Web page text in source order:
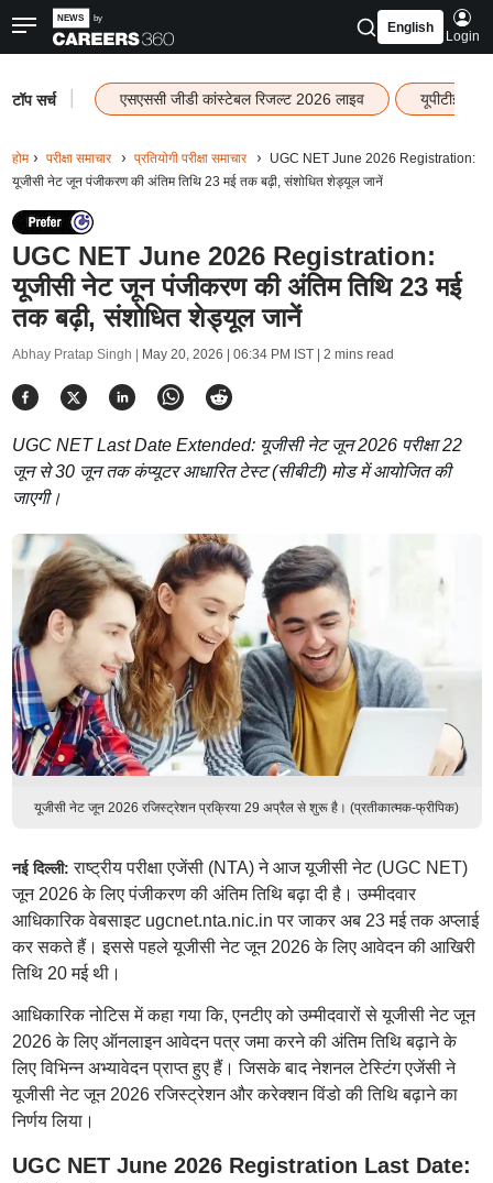
English
Login
टॉप सर्च एसएससी जीडी कांस्टेबल रिजल्ट 2026 लाइव यूपीटीईटी
होम परीक्षा समाचार प्रतियोगी परीक्षा समाचार
UGC NET June 2026 Registration:
यूजीसी नेट जून पंजीकरण की अंतिम तिथि 23 मई तक बढ़ी, संशोधित शेड्यूल जानें
UGC NET June 2026 Registration:
यूजीसी नेट जून पंजीकरण की अंतिम तिथि 23 मई
तक बढ़ी, संशोधित शेड्यूल जानें
Abhay Pratap Singh | May 20, 2026 | 06:34 PM IST| 2 mins read
UGC NET Last Date Extended: यूजीसी नेट जून 2026 परीक्षा 22
जून से 30 जून तक कंप्यूटर आधारित टेस्ट (सीबीटी) मोड में आयोजित की
जाएगी।
यूजीसी नेट जून 2026 रजिस्ट्रेशन प्रक्रिया 29 अप्रैल से शुरू है। (प्रतीकात्मक-फ्रीपिक)
नई दिल्ली: राष्ट्रीय परीक्षा एजेंसी (NTA) ने आज यूजीसी नेट (UGC NET)
जून 2026 के लिए पंजीकरण की अंतिम तिथि बढ़ा दी है। उम्मीदवार
आधिकारिक वेबसाइट ugcnet.nta.nic.in पर जाकर अब 23 मई तक अप्लाई
कर सकते हैं। इससे पहले यूजीसी नेट जून 2026 के लिए आवेदन की आखिरी
तिथि 20 मई थी।
आधिकारिक नोटिस में कहा गया कि, एनटीए को उम्मीदवारों से यूजीसी नेट जून
2026 के लिए ऑनलाइन आवेदन पत्र जमा करने की अंतिम तिथि बढ़ाने के
लिए विभिन्न अभ्यावेदन प्राप्त हुए हैं। जिसके बाद नेशनल टेस्टिंग एजेंसी ने
यूजीसी नेट जून 2026 रजिस्ट्रेशन और करेक्शन विंडो की तिथि बढ़ाने का
निर्णय लिया।
UGC NET June 2026 Registration Last Date: